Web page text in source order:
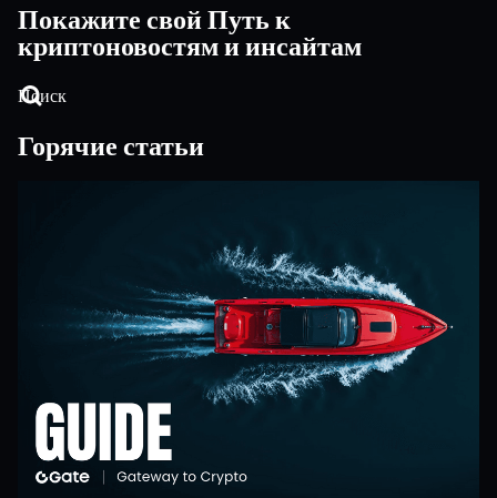
Покажите свой Путь к
криптоновостям и инсайтам
Горячие статьи